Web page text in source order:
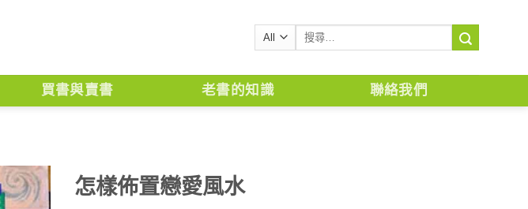
搜
鍵
買書與賣書 老書的知識 聯絡我們
怎樣佈置戀愛風水